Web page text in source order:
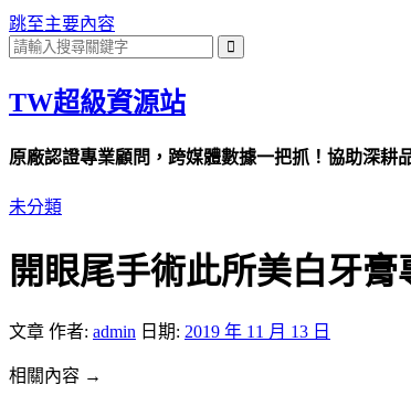
跳至主要內容
TW超級資源站
原廠認證專業顧問，跨媒體數據一把抓！協助深耕
未分類
開眼尾手術此所美白牙
文章 作者: admin 日期: 2019 年 11 月 13 日
相關內容 →